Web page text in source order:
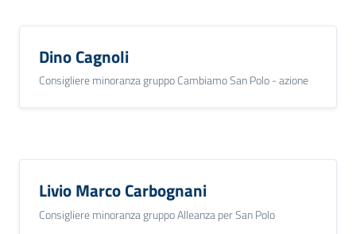
Dino Cagnoli
Consigliere minoranza gruppo Cambiamo San Polo - azione
Livio Marco Carbognani
Consigliere minoranza gruppo Alleanza per San Polo